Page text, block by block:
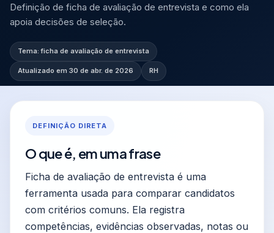
Definição de ficha de avaliação de entrevista e como ela
apoia decisões de seleção.
Tema:ficha de avaliação de entrevista
Atualizado em 30 de abr. de 2026 RH
DEFINIÇÃO DIRETA
O que é, em uma frase
Ficha de avaliação de entrevista é uma
ferramenta usada para comparar candidatos
com critérios comuns. Ela registra
competências, evidências observadas, notas ou